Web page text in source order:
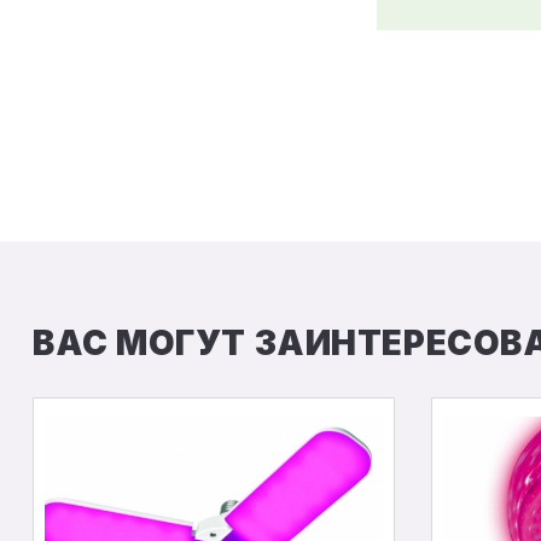
ВАС МОГУТ